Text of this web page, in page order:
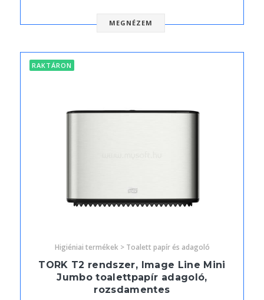
MEGNÉZEM
RAKTÁRON
Higiéniai termékek > Toalett papír és adagoló
TORK T2 rendszer, Image Line Mini
Jumbo toalettpapír adagoló,
rozsdamentes